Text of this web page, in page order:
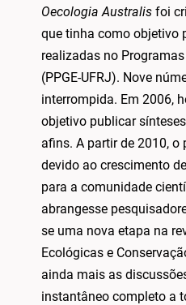
Oecologia Australisfoi
que tinha como objetivo
realizadas no
(PPGE-UFRJ). Nove
interrompida. Em 2006,
objetivo publicar
afins. A partir de 2010,
devido ao crescimento de
para a comunidade
abrangesse
se uma nova etapa na
Ecológicas e
ainda mais as
instantâneo completo a